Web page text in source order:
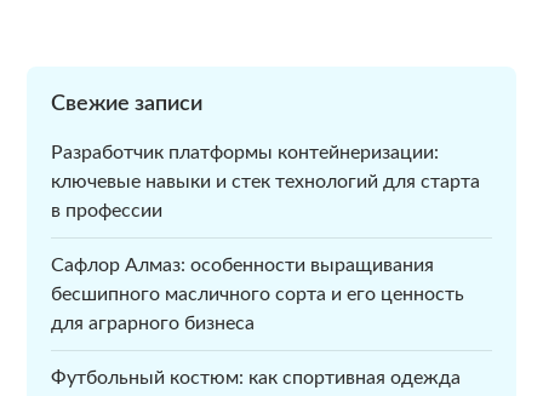
Свежие записи
Разработчик платформы контейнеризации:
ключевые навыки и стек технологий для старта
в профессии
Сафлор Алмаз: особенности выращивания
бесшипного масличного сорта и его ценность
для аграрного бизнеса
Футбольный костюм: как спортивная одежда